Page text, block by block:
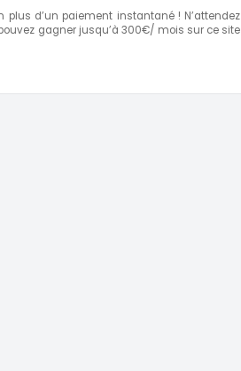
d’un paiement instantané ! N’attendez
gagner jusqu’à 300€/ mois sur ce site